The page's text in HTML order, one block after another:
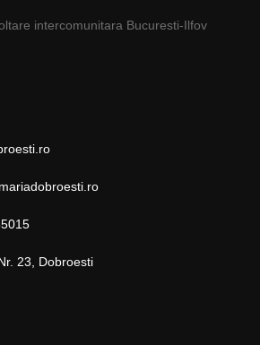
intercomunitara Bucuresti-Ilfov
23, Dobroesti